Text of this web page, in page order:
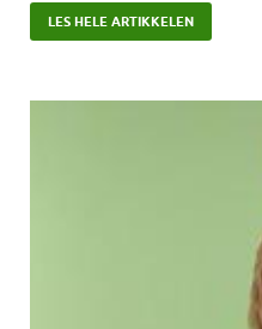
LES HELE ARTIKKELEN